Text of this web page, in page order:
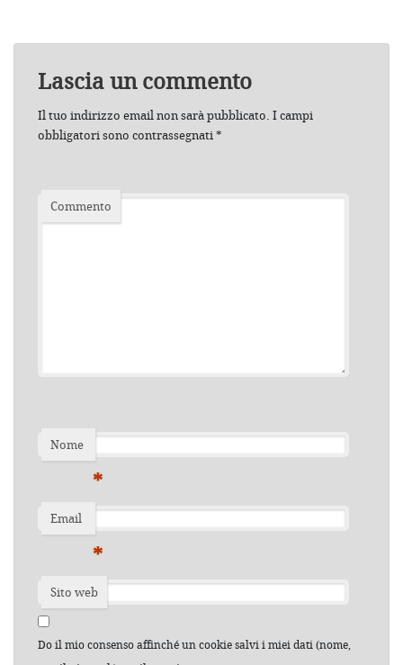
Lascia un commento
Il tuo indirizzo email non sarà pubblicato. I campi
obbligatori sono contrassegnati*
Commento
Nome
*
Email
*
Sito web
Do il mio consenso affinché un cookie salvi i miei dati (nome,